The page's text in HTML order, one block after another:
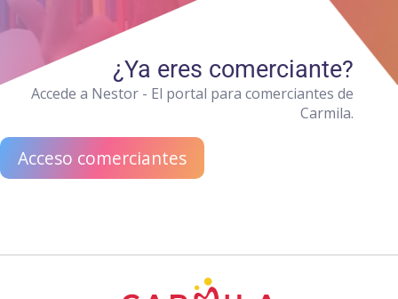
¿Ya eres comerciante?
Accede a Nestor - El portal para comerciantes de
Carmila.
Acceso comerciantes